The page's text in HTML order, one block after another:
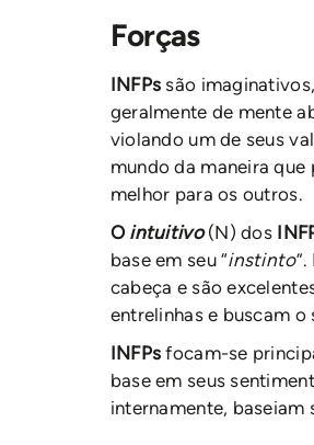
Forças
INFPs são
geralmente de mente
violando um de seus
mundo da maneira
melhor para os outros.
O intuitivo(N) dos
base em seu “instinto
cabeça e são
entrelinhas e buscam
INFPsfocam-se
base em seus
internamente, baseiam